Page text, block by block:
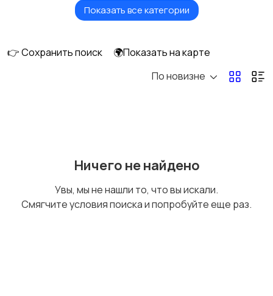
Бытовые услуги и
Высший менеджмент
Показать все категории
👉 Сохранить поиск
🌍Показать на карте
По новизне
Ничего не найдено
Увы, мы не нашли то, что вы искали.
Смягчите условия поиска и попробуйте еще раз.